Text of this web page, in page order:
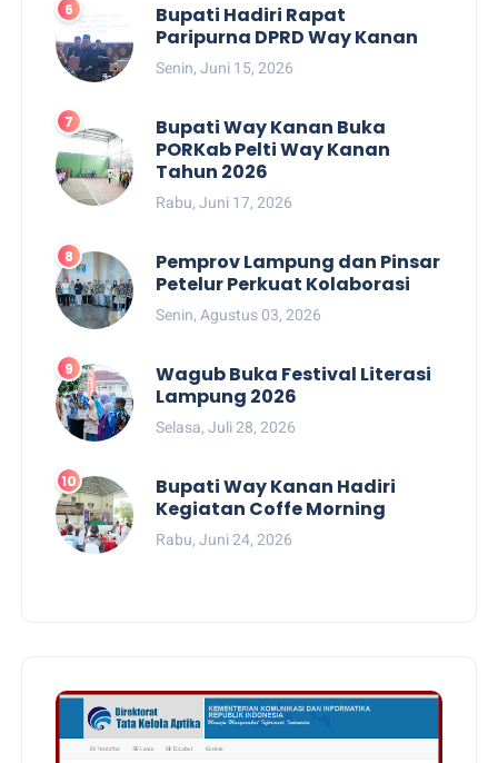
Bupati Hadiri Rapat
Paripurna DPRD Way Kanan
Senin, Juni 15, 2026
Bupati Way Kanan Buka
PORKab Pelti Way Kanan
Tahun 2026
Rabu, Juni 17, 2026
Pemprov Lampung dan Pinsar
Petelur Perkuat Kolaborasi
Senin, Agustus 03, 2026
Wagub Buka Festival Literasi
Lampung 2026
Selasa, Juli 28, 2026
Bupati Way Kanan Hadiri
Kegiatan Coffe Morning
Rabu, Juni 24, 2026